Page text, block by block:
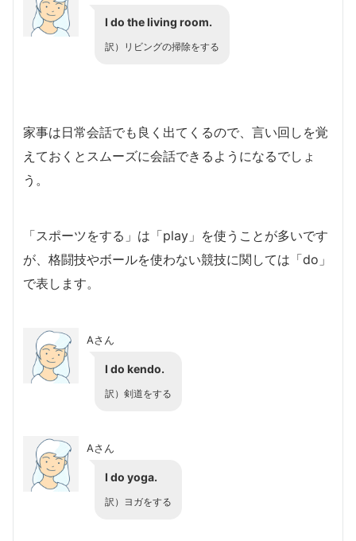
I do the living room.
訳）リビングの掃除をする
家事は日常会話でも良く出てくるので、言い回しを覚
えておくとスムーズに会話できるようになるでしょ
う。
「スポーツをする」は「play」を使うことが多いです
が、格闘技やボールを使わない競技に関しては「do」
で表します。
Aさん
I do kendo.
訳）剣道をする
Aさん
I do yoga.
訳）ヨガをする